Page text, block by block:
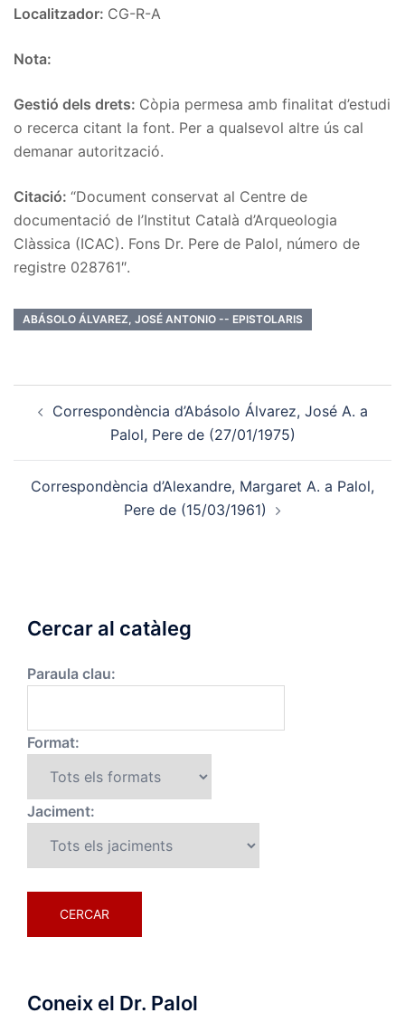
Localitzador: CG-R-A
Nota:
Gestió dels drets: Còpia permesa amb finalitat d’estudi
o recerca citant la font. Per a qualsevol altre ús cal
demanar autorització.
Citació: “Document conservat al Centre de
documentació de l’Institut Català d’Arqueologia
Clàssica (ICAC). Fons Dr. Pere de Palol, número de
registre 028761″.
ABÁSOLO ÁLVAREZ, JOSÉ ANTONIO -- EPISTOLARIS
navigation
Correspondència d’Abásolo Álvarez, José A. a
Palol, Pere de (27/01/1975)
Correspondència d’Alexandre, Margaret A. a Palol,
Pere de (15/03/1961)
Cercar al catàleg
Paraula clau:
Format:
Jaciment:
Coneix el Dr. Palol